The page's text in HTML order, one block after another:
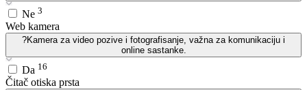
Ne 3
Web kamera
?Kamera za video pozive i fotografisanje, važna za komunikaciju i
online sastanke.
Da 16
Čitač otiska prsta